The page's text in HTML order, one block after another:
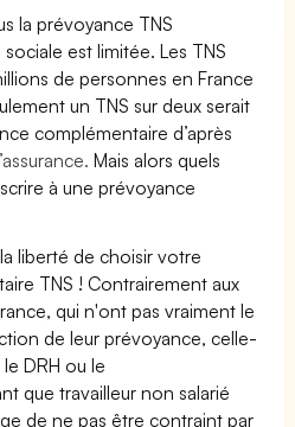
la prévoyance TNS
est limitée. Les TNS
de personnes en France
un TNS sur deux serait
complémentaire d’après
Mais alors quels
à une prévoyance
liberté de choisir votre
TNS ! Contrairement aux
qui n'ont pas vraiment le
de leur prévoyance, celle-
DRH ou le
que travailleur non salarié
de ne pas être contraint par